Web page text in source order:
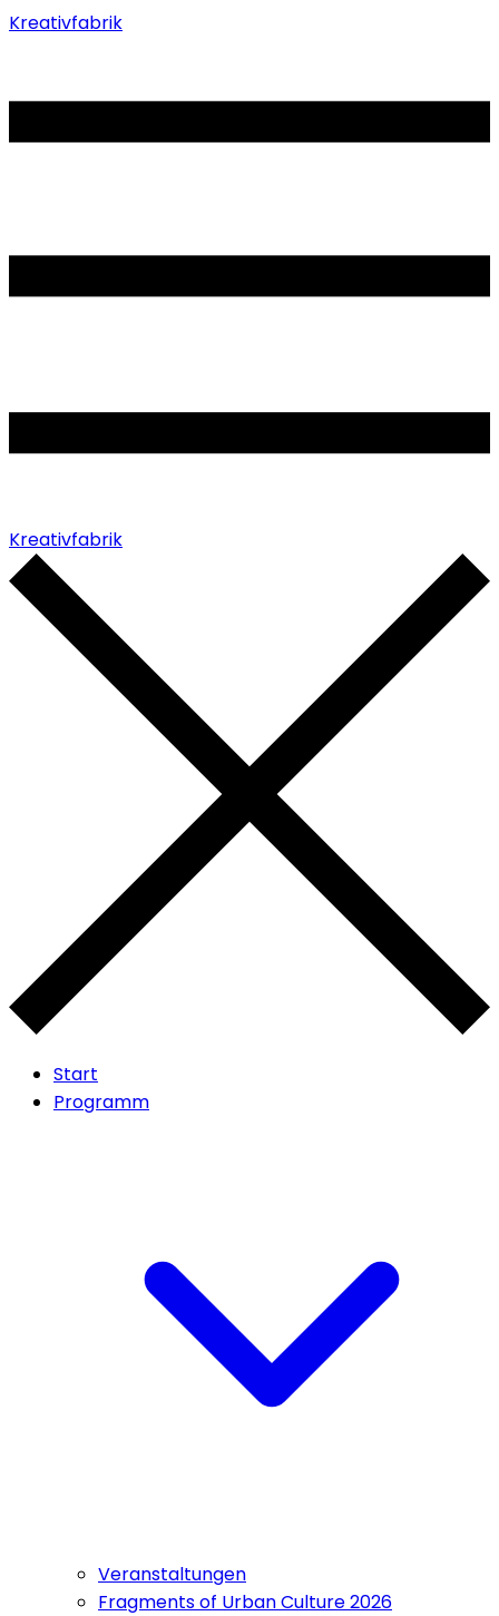
Kreativfabrik
Kreativfabrik
Start
Programm
Veranstaltungen
Fragments of Urban Culture 2026